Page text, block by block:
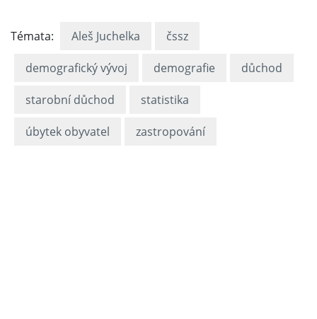
Témata: Aleš Juchelka čssz
demografický vývoj demografie důchod
starobní důchod statistika
úbytek obyvatel zastropování